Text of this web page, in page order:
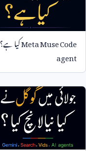
Meta Muse Codeکیا ہے؟
agent